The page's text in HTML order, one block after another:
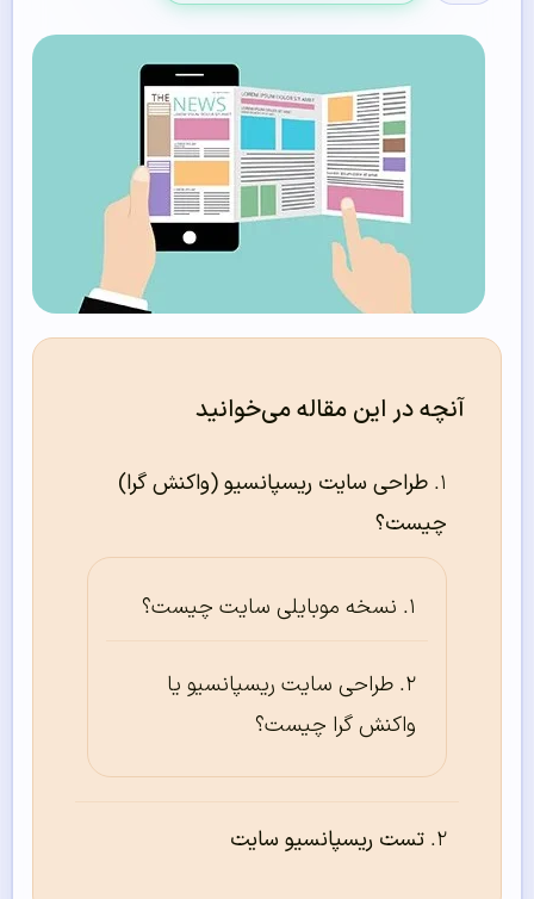
آنچه در این مقاله می‌خوانید
طراحی سایت ریسپانسیو (واکنش گرا)
چیست؟
نسخه موبایلی سایت چیست؟
طراحی سایت ریسپانسیو یا
واکنش گرا چیست؟
تست ریسپانسیو سایت